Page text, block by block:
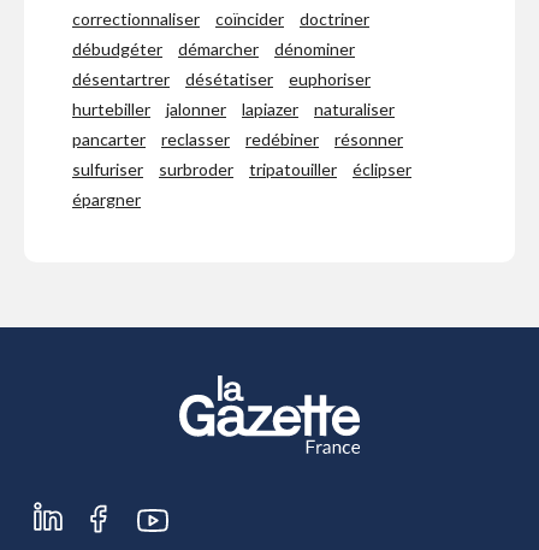
correctionnaliser
coïncider
doctriner
débudgéter
démarcher
dénominer
désentartrer
désétatiser
euphoriser
hurtebiller
jalonner lapiazer
naturaliser
pancarter
reclasser redébiner
résonner
sulfuriser
surbroder tripatouiller
éclipser
épargner